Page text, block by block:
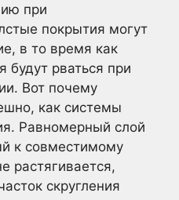
при
покрытия могут
в то время как
будут рваться при
Вот почему
как системы
Равномерный слой
к совместимому
растягивается,
скругления